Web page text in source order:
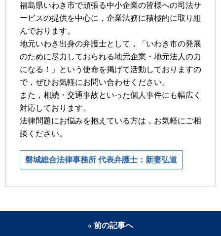
福島県いわき市で頑張る中小企業の皆様への司法サ
ービスの提供を中心に，企業法務に積極的に取り組
んでおります。
地元いわき出身の弁護士として，「いわき市の発展
のために尽力しておられる地元企業・地元法人の力
になる！」という使命を掲げて活動しておりますの
で，ぜひお気軽にお問い合わせください。
また，相続・交通事故といった個人事件にも幅広く
対応しております。
法律問題にお悩みを抱えている方は，お気軽にご相
談ください。
磐城総合法律事務所 代表弁護士：新妻弘道
« 前の記事へ